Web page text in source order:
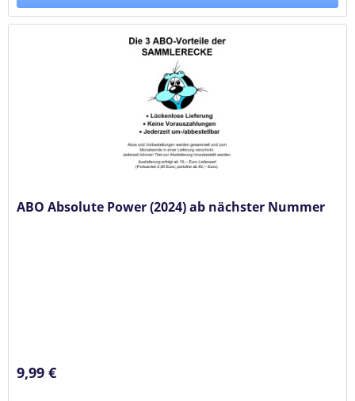
ABO Absolute Power (2024) ab nächster Nummer
9,99 €